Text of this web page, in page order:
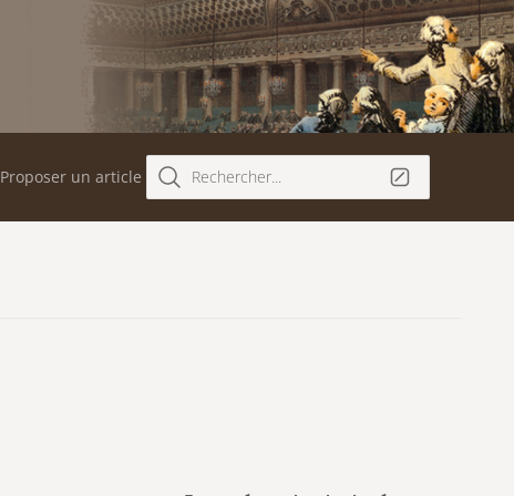
Proposer un article Rechercher...